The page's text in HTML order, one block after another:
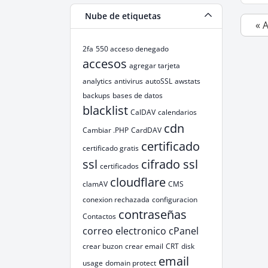
Nube de etiquetas
2fa 550 acceso denegado
accesos agregar tarjeta
analytics antivirus autoSSL awstats
backups bases de datos
blacklist CalDAV calendarios
Cambiar .PHP CardDAV cdn
certificado gratis certificado
ssl certificados cifrado ssl
clamAV cloudflare CMS
conexion rechazada configuracion
Contactos contraseñas
correo electronico cPanel
crear buzon crear email CRT disk
usage domain protect email
«